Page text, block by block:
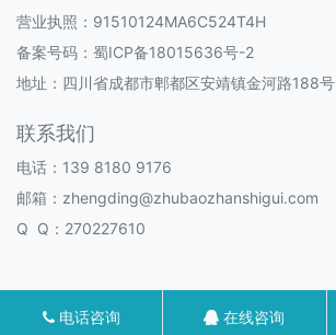
营业执照：91510124MA6C524T4H
备案号码： 蜀ICP备18015636号-2
地址：四川省成都市郫都区安靖镇金河路188号
联系我们
电话：139 8180 9176
邮箱：zhengding@zhubaozhanshigui.com
Q Q：270227610
电话咨询 在线咨询